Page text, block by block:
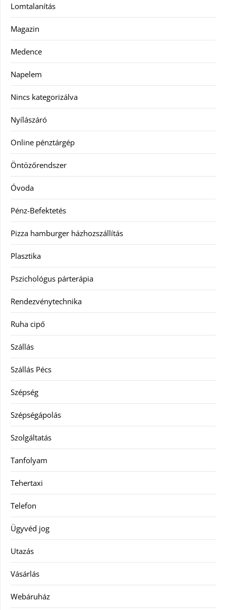
Lomtalanítás
Magazin
Medence
Napelem
Nincs kategorizálva
Nyílászáró
Online pénztárgép
Öntözőrendszer
Óvoda
Pénz-Befektetés
Pizza hamburger házhozszállítás
Plasztika
Pszichológus párterápia
Rendezvénytechnika
Ruha cipő
Szállás
Szállás Pécs
Szépség
Szépségápolás
Szolgáltatás
Tanfolyam
Tehertaxi
Telefon
Ügyvéd jog
Utazás
Vásárlás
Webáruház